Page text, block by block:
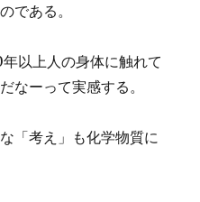
である。
以上人の身体に触れて
なーって実感する。
「考え」も化学物質に